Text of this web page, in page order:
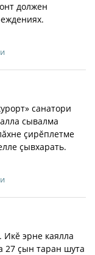
должен
санатори
сывалма
çирĕплетме
çывхарать.
Икĕ эрне каялла
27 çын таран шута